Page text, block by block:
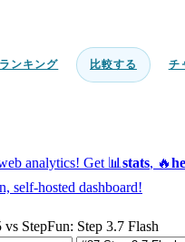
ランキング 比較する チ
analytics! Get 📊 stats, 🔥
self-hosted dashboard!
StepFun: Step 3.7 Flash